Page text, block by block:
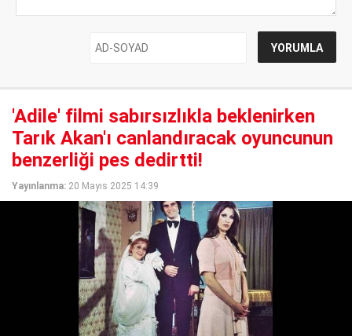
'Adile' filmi sabırsızlıkla beklenirken
Tarık Akan'ı canlandıracak oyuncunun
benzerliği pes dedirtti!
Yayınlanma: 20 Mayıs 2025 14:39